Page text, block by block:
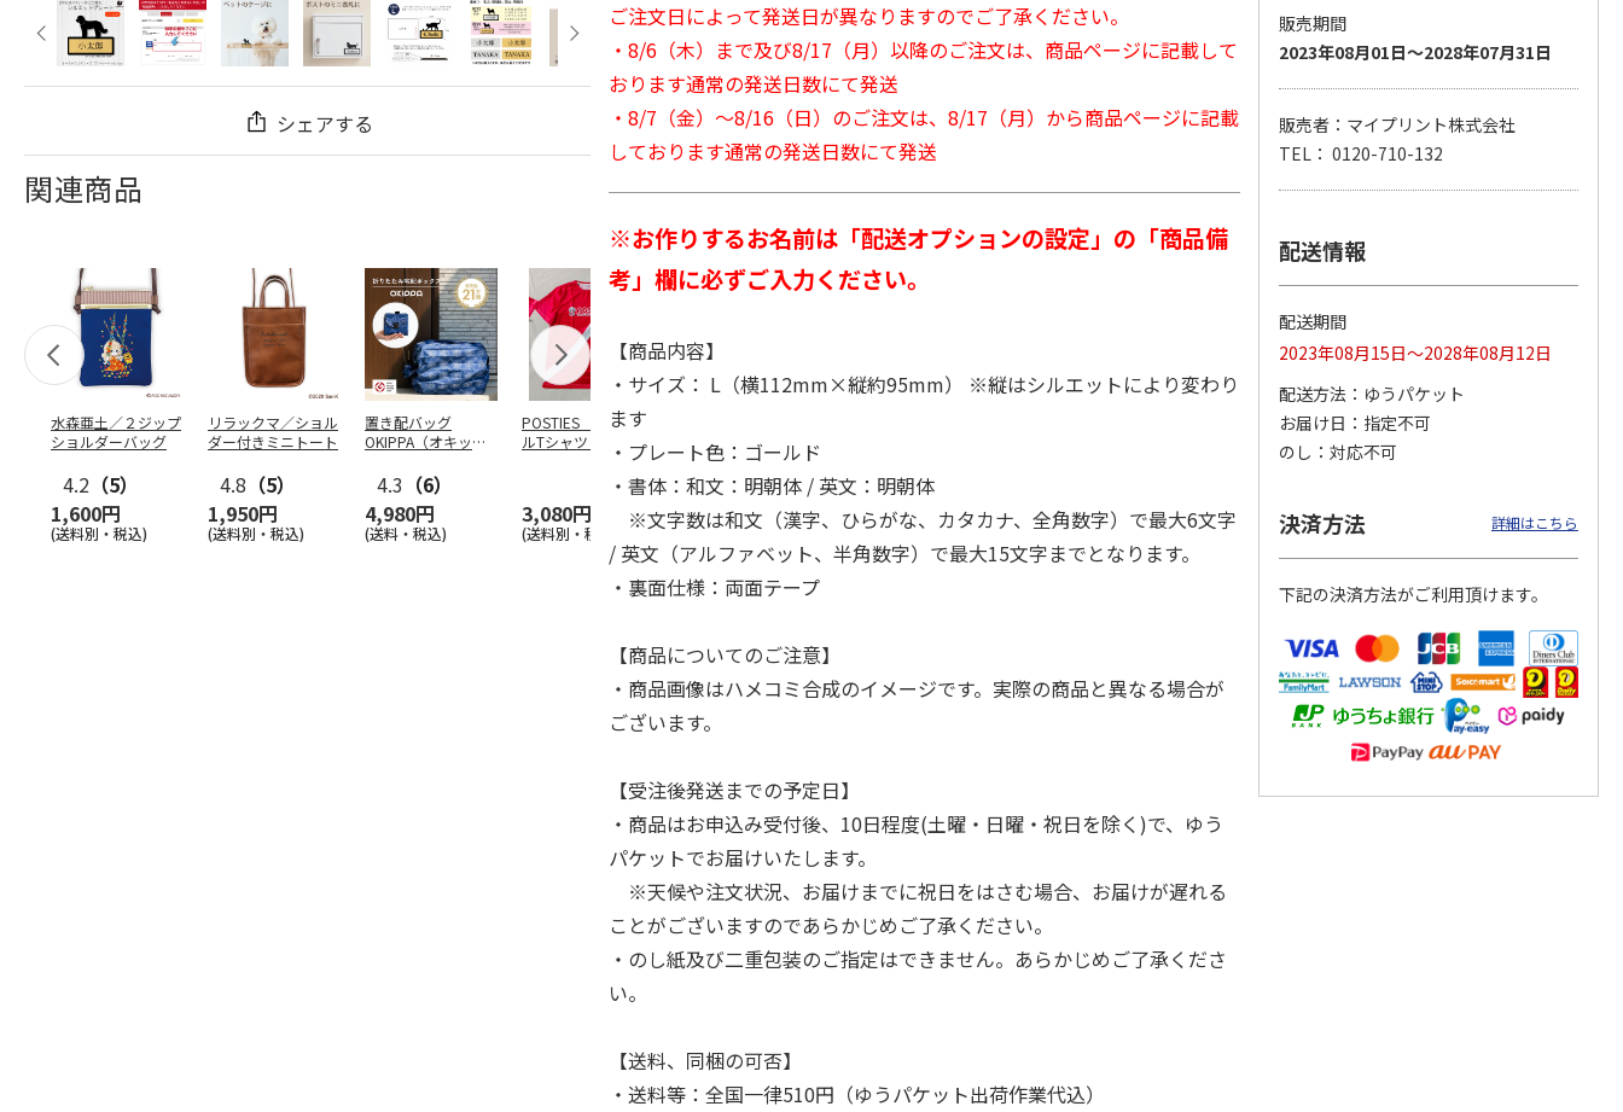
シェアする
関連商品
水森亜土／２ジップ
ショルダーバッグ
4.2 （5）
1,600円
(送料別・税込)
リラックマ／ショル
ダー付きミニトート
4.8 （5）
1,950円
(送料別・税込)
置き配バッグ
OKIPPA（オキッ
4.3 （6）
4,980円
(送料・税込)
POSTIES オリジナ
ルTシャツ Sサイズ
3,080円
(送料別・税込)
奇妙な冒険 黄金の
風』CITY POP…
5.0（3）
4,939円
(送料別・税込)
4.5 （6）
1,760円
(送料別・税込)
3,839円
(送料別・税込)
4,400円
(送料別・税込)
『ジョジョの奇妙な
冒険 スターダスト
クルセイダース』
3,300円
(送料別・税込)
3,300円
(送料別・税込)
ご注文日によって発送日が異なりますのでご了承ください。
・8/6（木）まで及び8/17（月）以降のご注文は、商品ページに記載して
おります通常の発送日数にて発送
・8/7（金）～8/16（日）のご注文は、8/17（月）から商品ページに記載
しております通常の発送日数にて発送
※お作りするお名前は「配送オプションの設定」の「商品備
考」欄に必ずご入力ください。
【商品内容】
・サイズ： L（横112mm×縦約95mm） ※縦はシルエットにより変わり
ます
・プレート色：ゴールド
・書体：和文：明朝体 / 英文：明朝体
※文字数は和文（漢字、ひらがな、カタカナ、全角数字）で最大6文字
/ 英文（アルファベット、半角数字）で最大15文字までとなります。
・裏面仕様：両面テープ
【商品についてのご注意】
・商品画像はハメコミ合成のイメージです。実際の商品と異なる場合が
ございます。
【受注後発送までの予定日】
・商品はお申込み受付後、10日程度(土曜・日曜・祝日を除く)で、ゆう
パケットでお届けいたします。
※天候や注文状況、お届けまでに祝日をはさむ場合、お届けが遅れる
ことがございますのであらかじめご了承ください。
・のし紙及び二重包装のご指定はできません。あらかじめご了承くださ
い。
【送料、同梱の可否】
・送料等：全国一律510円（ゆうパケット出荷作業代込）
販売期間
2023年08月01日～2028年07月31日
販売者：マイプリント株式会社
TEL： 0120-710-132
配送情報
配送期間
2023年08月15日～2028年08月12日
配送方法
ゆうパケット
お届け日
指定不可
のし
対応不可
決済方法 詳細はこちら
下記の決済方法がご利用頂けます。